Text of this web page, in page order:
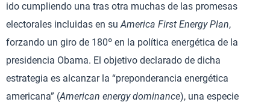
ido cumpliendo una tras otra muchas de las promesas
electorales incluidas en suAmerica First Energy Plan,
forzando un giro de 180º en la política energética de la
presidencia Obama. El objetivo declarado de dicha
estrategia es alcanzar la “preponderancia energética
americana” (American energy dominance), una especie